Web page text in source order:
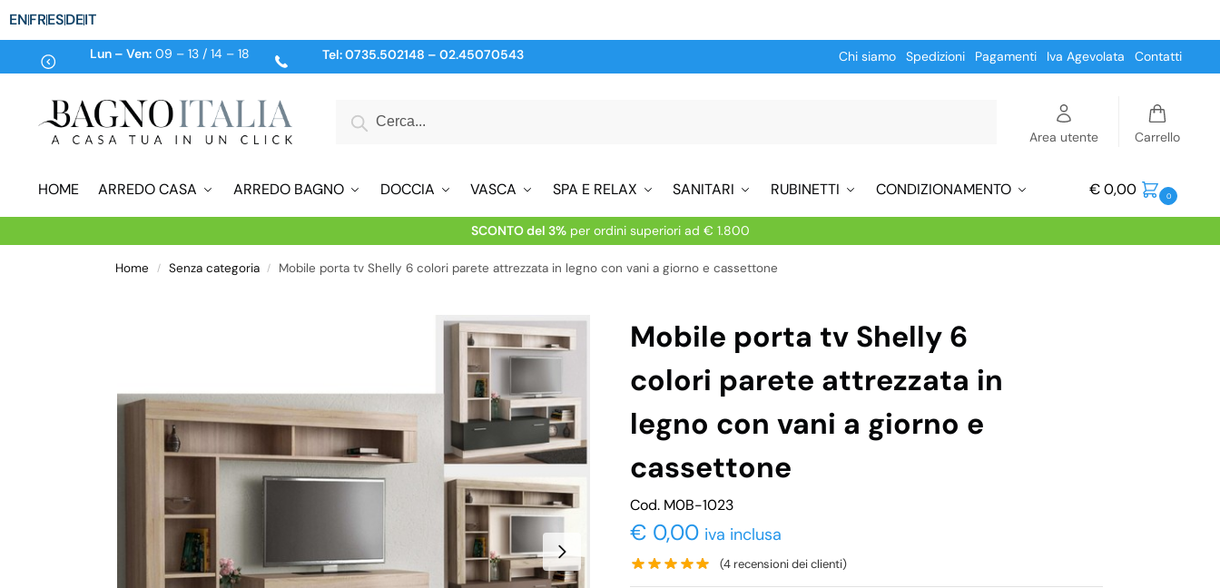
ENFRESDEIT
Lun – Ven:09 – 13 / 14 – 18 Tel:0735.502148 – 02.45070543 Chi siamo Spedizioni Pagamenti Iva Agevolata Contatti
Area utente Carrello
HOME ARREDO CASA ARREDO BAGNO DOCCIA VASCA SPA E RELAX SANITARI RUBINETTI CONDIZIONAMENTO €0,00 0
SCONTO del 3%per ordini superiori ad € 1.800
Home / Senza categoria / Mobile porta tv Shelly 6 colori parete attrezzata in legno con vani a giorno e cassettone
Mobile porta tv Shelly 6
colori parete attrezzata in
legno con vani a giorno e
cassettone
Cod. M0B-1023
€ 0,00 iva inclusa
(4 recensioni dei clienti)